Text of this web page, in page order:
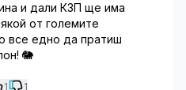
и дали КЗП ще има
от големите
все едно да пратиш
🐘
1 1